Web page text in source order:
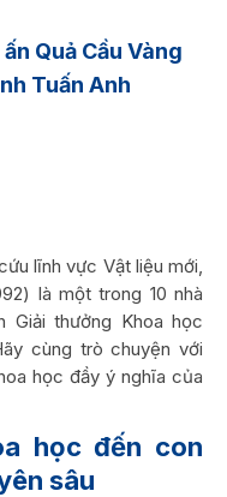
Quả Cầu Vàng
Tuấn Anh
lĩnh vực Vật liệu mới,
là một trong 10 nhà
Giải thưởng Khoa học
cùng trò chuyện với
học đầy ý nghĩa của
học đến con
sâu